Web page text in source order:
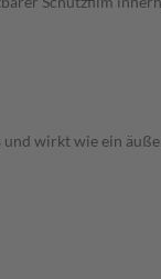
und wirkt wie ein